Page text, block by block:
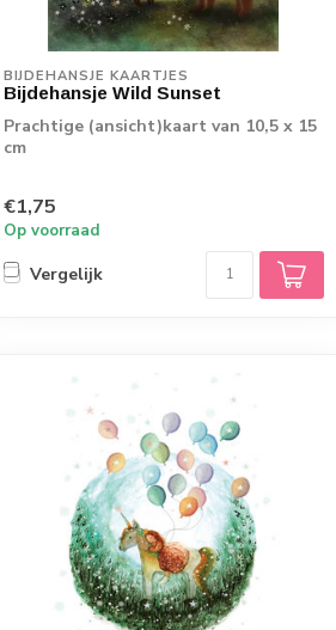
BIJDEHANSJE KAARTJES
Bijdehansje Wild Sunset
Prachtige (ansicht)kaart van 10,5 x 15
cm
€1,75
Op voorraad
Vergelijk